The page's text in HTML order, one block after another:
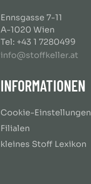
Ennsgasse 7-11
A-1020 Wien
Tel: +43 1 7280499
info@stoffkeller.at
INFORMATIONEN
Cookie-Einstellungen
Filialen
kleines Stoff Lexikon